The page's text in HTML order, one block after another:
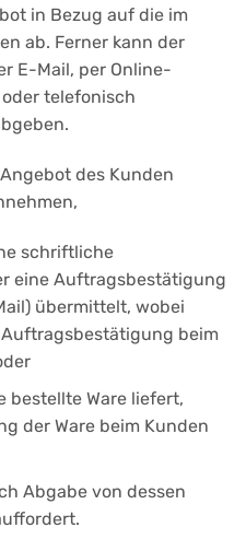
in Bezug auf die im
ab. Ferner kann der
E-Mail, per Online-
telefonisch
des Kunden
schriftliche
eine Auftragsbestätigung
übermittelt, wobei
beim
bestellte Ware liefert,
der Ware beim Kunden
Abgabe von dessen